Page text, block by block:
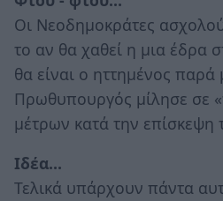
Οι Νεοδημοκράτες
το αν θα χαθεί η μια έδρα
θα είναι ο ηττημένος παρά
Πρωθυπουργός μίλησε σε
μέτρων κατά την
Ιδέα…
Τελικά υπάρχουν πάντα